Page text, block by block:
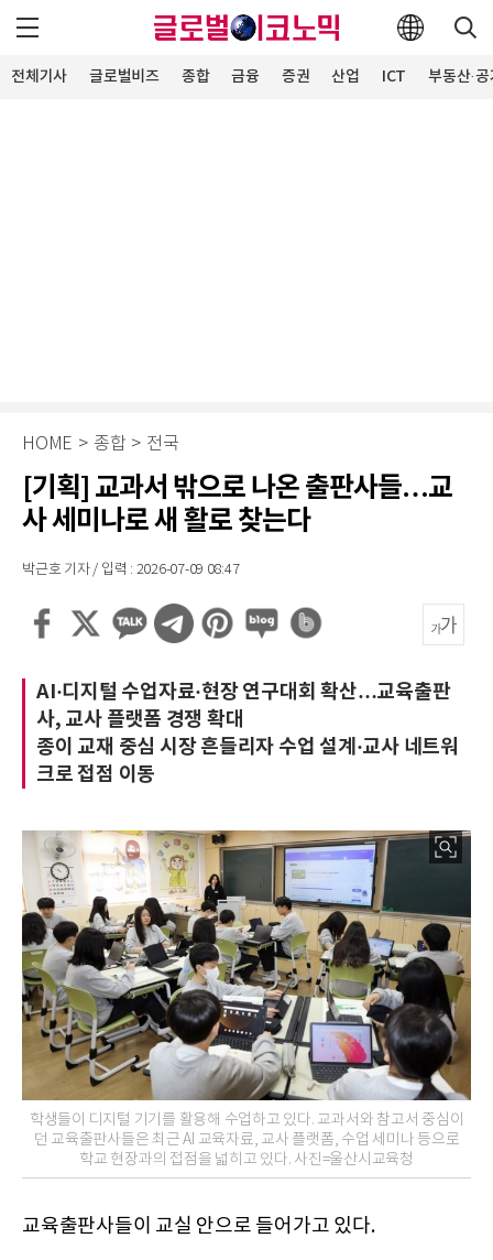
전체기사 글로벌비즈 종합 금융 증권 산업 ICT 부동산·
HOME > 종합 > 전국
[기획] 교과서 밖으로 나온 출판사들…교
사 세미나로 새 활로 찾는다
박근호 기자 / 입력 : 2026-07-09 08:47
AI·디지털 수업자료·현장 연구대회 확산…교육출판
사, 교사 플랫폼 경쟁 확대
종이 교재 중심 시장 흔들리자 수업 설계·교사 네트워
크로 접점 이동
학생들이 디지털 기기를 활용해 수업하고 있다. 교과서와 참고서 중심이
던 교육출판사들은 최근 AI 교육자료, 교사 플랫폼, 수업 세미나 등으로
학교 현장과의 접점을 넓히고 있다. 사진=울산시교육청
교육출판사들이 교실 안으로 들어가고 있다.